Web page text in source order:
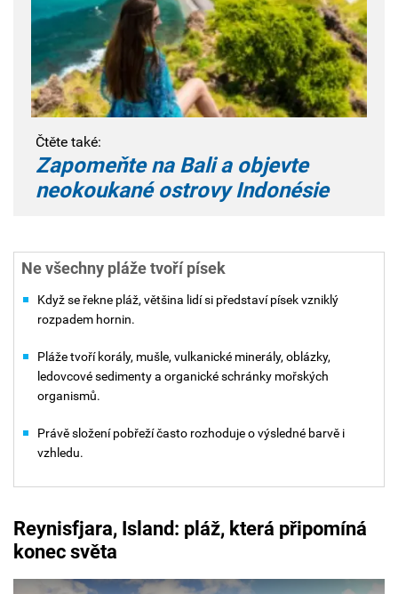
Čtěte také:
Zapomeňte na Bali a objevte
neokoukané ostrovy Indonésie
Ne všechny pláže tvoří písek
Když se řekne pláž, většina lidí si představí písek vzniklý
rozpadem hornin.
Pláže tvoří korály, mušle, vulkanické minerály, oblázky,
ledovcové sedimenty a organické schránky mořských
organismů.
Právě složení pobřeží často rozhoduje o výsledné barvě i
vzhledu.
Reynisfjara, Island: pláž, která připomíná
konec světa